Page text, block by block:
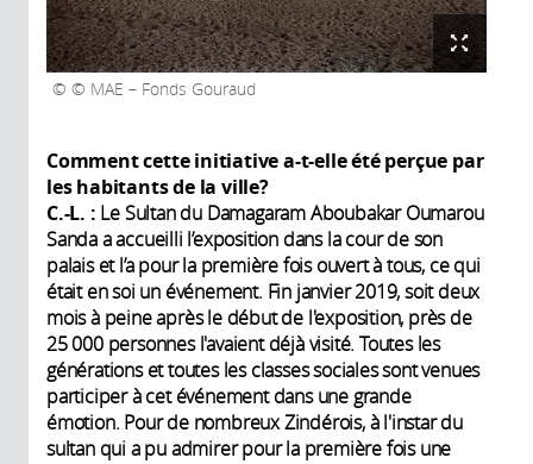
© MAE – Fonds Gouraud
Comment cette initiative a-t-elle été perçue par
les habitants de la ville?
C.-L. : Le Sultan du Damagaram Aboubakar Oumarou
Sanda a accueilli l’exposition dans la cour de son
palais et l’a pour la première fois ouvert à tous, ce qui
était en soi un événement. Fin janvier 2019, soit deux
mois à peine après le début de l'exposition, près de
25 000 personnes l'avaient déjà visité. Toutes les
générations et toutes les classes sociales sont venues
participer à cet événement dans une grande
émotion. Pour de nombreux Zindérois, à l'instar du
sultan qui a pu admirer pour la première fois une